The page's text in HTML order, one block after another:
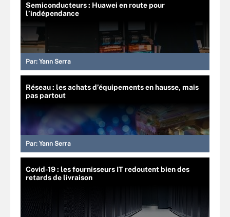
Semiconducteurs : Huawei en route pour
l’indépendance
Par: Yann Serra
Réseau : les achats d’équipements en hausse, mais
pas partout
Par: Yann Serra
Covid-19 : les fournisseurs IT redoutent bien des
retards de livraison